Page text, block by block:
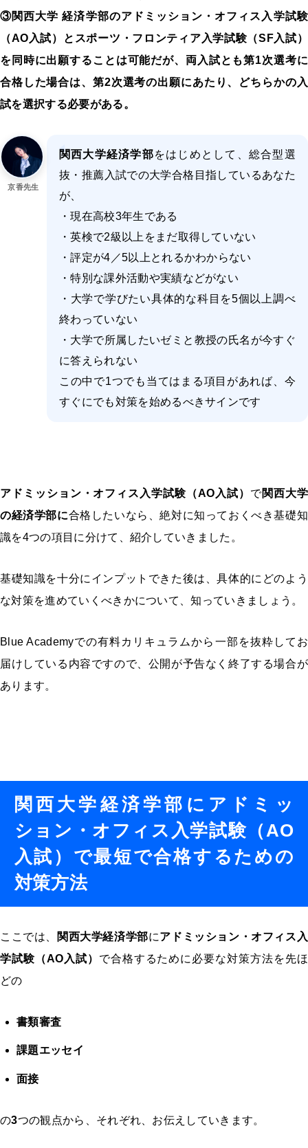
③関西大学 経済学部のアドミッション・オフィス入学試験
（AO入試）とスポーツ・フロンティア入学試験（SF入試）
を同時に出願することは可能だが、両入試とも第1次選考に
合格した場合は、第2次選考の出願にあたり、どちらかの入
試を選択する必要がある。
京香先生
関西大学経済学部をはじめとして、総合型選
抜・推薦入試での大学合格目指しているあなた
が、
・現在高校3年生である
・英検で2級以上をまだ取得していない
・評定が4／5以上とれるかわからない
・特別な課外活動や実績などがない
・大学で学びたい具体的な科目を5個以上調べ
終わっていない
・大学で所属したいゼミと教授の氏名が今すぐ
に答えられない
この中で1つでも当てはまる項目があれば、今
すぐにでも対策を始めるべきサインです
アドミッション・オフィス入学試験（AO入試） で関西大学
の経済学部に合格したいなら、絶対に知っておくべき基礎知
識を4つの項目に分けて、紹介していきました。
基礎知識を十分にインプットできた後は、具体的にどのよう
な対策を進めていくべきかについて、知っていきましょう。
Blue Academyでの有料カリキュラムから一部を抜粋してお
届けしている内容ですので、公開が予告なく終了する場合が
あります。
関西大学経済学部にアドミッ
ション・オフィス入学試験（AO
入試）で最短で合格するための
対策方法
ここでは、 関西大学経済学部にアドミッション・オフィス入
学試験（AO入試） で合格するために必要な対策方法を先ほ
どの
書類審査
課題エッセイ
面接
の3つの観点から、それぞれ、お伝えしていきます。